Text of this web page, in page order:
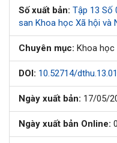
bên
bài
viết
Số xuất bản: Tập 13 Số
san Khoa học Xã hội và
Chuyên mục: Khoa học
DOI: 10.52714/
Ngày xuất bản: 17/05/
Ngày xuất bản Online: